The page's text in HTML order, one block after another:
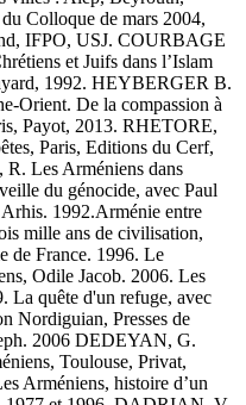
Colloque de mars 2004,
IFPO, USJ. COURBAGE
et Juifs dans l’Islam
1992. HEYBERGER B.
Orient. De la compassion à
Payot, 2013. RHETORE,
Paris, Editions du Cerf,
Les Arméniens dans
du génocide, avec Paul
1992.Arménie entre
mille ans de civilisation,
de France. 1996. Le
Odile Jacob. 2006. Les
La quête d'un refuge, avec
Nordiguian, Presses de
2006 DEDEYAN, G.
Toulouse, Privat,
Arméniens, histoire d’un